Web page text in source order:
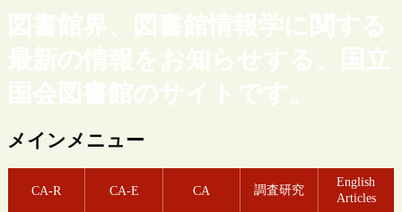
図書館界、図書館情報学に関する
最新の情報をお知らせする、国立
国会図書館のサイトです。
メインメニュー
CA-R CA-E CA 調査研究
English
Articles